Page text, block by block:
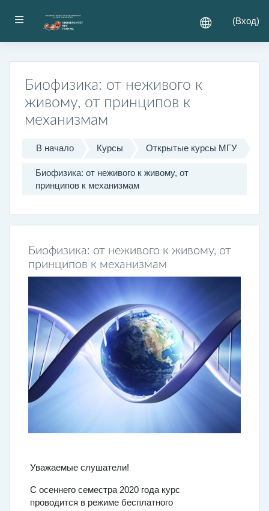
Боковая панель (Вход)
Биофизика: от неживого к
живому, от принципов к
механизмам
В начало Курсы Открытые курсы МГУ
Биофизика: от неживого к живому, от
принципов к механизмам
Раздел
Биофизика: от неживого к живому, от
принципов к механизмам
Уважаемые слушатели!
С осеннего семестра 2020 года курс
проводится в режиме бесплатного